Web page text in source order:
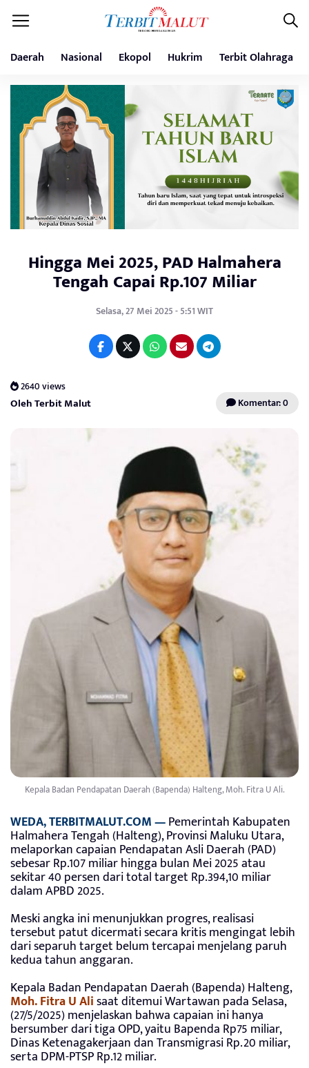
Daerah Nasional Ekopol Hukrim Terbit Olahraga
Hingga Mei 2025, PAD Halmahera
Tengah Capai Rp.107 Miliar
Selasa, 27 Mei 2025 - 5:51 WIT
2640 views
Oleh Terbit Malut Komentar: 0
Kepala Badan Pendapatan Daerah (Bapenda) Halteng, Moh. Fitra U Ali.
WEDA, TERBITMALUT.COM —Pemerintah Kabupaten
Halmahera Tengah (Halteng), Provinsi Maluku Utara,
melaporkan capaian Pendapatan Asli Daerah (PAD)
sebesar Rp.107 miliar hingga bulan Mei 2025 atau
sekitar 40 persen dari total target Rp.394,10 miliar
dalam APBD 2025.
Meski angka ini menunjukkan progres, realisasi
tersebut patut dicermati secara kritis mengingat lebih
dari separuh target belum tercapai menjelang paruh
kedua tahun anggaran.
Kepala Badan Pendapatan Daerah (Bapenda) Halteng,
Moh. Fitra U Alisaat ditemui Wartawan pada Selasa,
(27/5/2025) menjelaskan bahwa capaian ini hanya
bersumber dari tiga OPD, yaitu Bapenda Rp75 miliar,
Dinas Ketenagakerjaan dan Transmigrasi Rp.20 miliar,
serta DPM-PTSP Rp.12 miliar.